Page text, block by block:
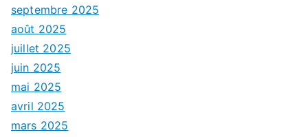
septembre 2025
août 2025
juillet 2025
juin 2025
mai 2025
avril 2025
mars 2025